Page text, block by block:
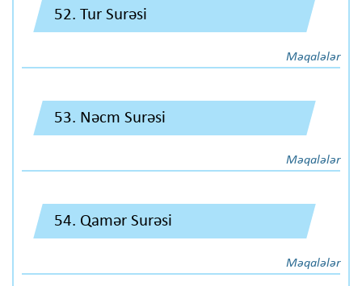
52. Tur Surəsi
Məqalələr
53. Nəcm Surəsi
Məqalələr
54. Qamər Surəsi
Məqalələr